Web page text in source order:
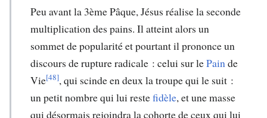
Peu avant la 3ème Pâque, Jésus réalise la seconde
multiplication des pains. Il atteint alors un
sommet de popularité et pourtant il prononce un
discours de rupture radicale : celui sur lePainde
Vie[48], qui scinde en deux la troupe qui le suit :
un petit nombre qui lui restefidèle, et une masse
qui désormais rejoindra la cohorte de ceux qui lui